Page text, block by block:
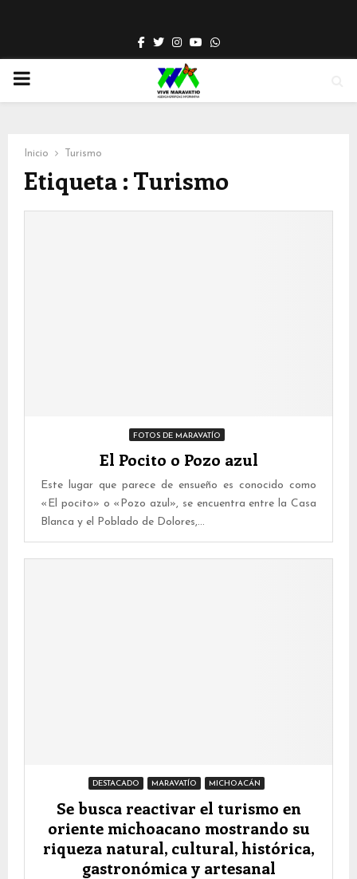
Facebook
TwitterInstagram
YoutubeWhatsapp
PRIMARY
Inicio Turismo
Etiqueta : Turismo
FOTOS DE MARAVATÍO
El Pocito o Pozo azul
Este lugar que parece de ensueño es conocido como
«El pocito» o «Pozo azul», se encuentra entre la Casa
Blanca y el Poblado de Dolores,...
DESTACADO MARAVATÍO MICHOACÁN
Se busca reactivar el turismo en
oriente michoacano mostrando su
riqueza natural, cultural, histórica,
gastronómica y artesanal